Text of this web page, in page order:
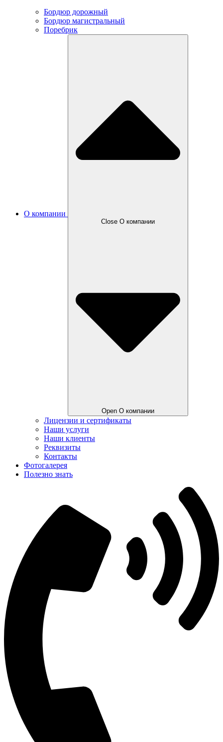
Бордюр дорожный
Бордюр магистральный
Поребрик
О компании
Close О компании
Open О компании
Лицензии и сертификаты
Наши услуги
Наши клиенты
Реквизиты
Контакты
Фотогалерея
Полезно знать